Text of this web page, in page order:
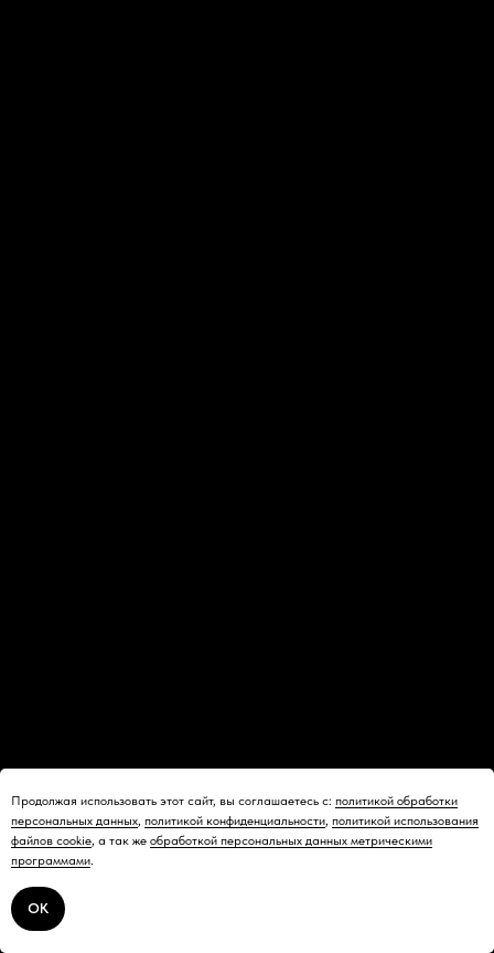
Продолжая использовать этот сайт, вы соглашаетесь с: политикой обработки
персональных данных, политикой конфиденциальности, политикой использования
файлов cookie, а так же обработкой персональных данных метрическими
программами.
ОК